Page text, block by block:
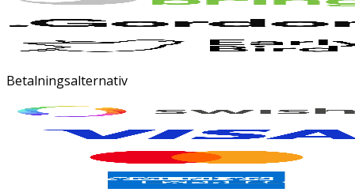
Betalningsalternativ